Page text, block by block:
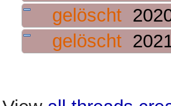
gelöscht
gelöscht